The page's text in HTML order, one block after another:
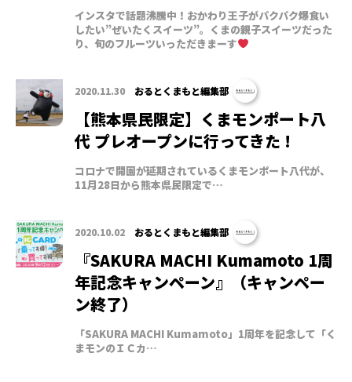
インスタで話題沸騰中！おかわり王子がパクパク爆食い
したい”ぜいたくスイーツ”。くまの親子スイーツだった
り、旬のフルーツいっただきまーす
2020.11.30 おるとくまもと編集部
【熊本県民限定】くまモンポート八
代 プレオープンに行ってきた !
コロナで開園が延期されているくまモンポート八代が、
11月28日から熊本県民限定で…
2020.10.02 おるとくまもと編集部
『SAKURA MACHI Kumamoto 1周
年記念キャンペーン』（キャンペー
ン終了）
「SAKURA MACHI Kumamoto」1周年を記念して「く
まモンのＩＣカ…